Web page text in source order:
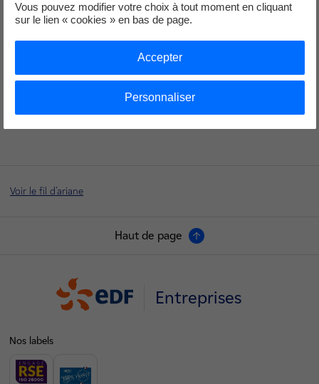
Vous n'avez pas trouvé de réponse ?
Contactez votre expert EDF
Voir le fil d'ariane
Haut de page
Entreprises
Nos labels
Vous pouvez modifier votre choix à tout moment en cliquant
sur le lien « cookies » en bas de page.
Personnaliser
Accepter